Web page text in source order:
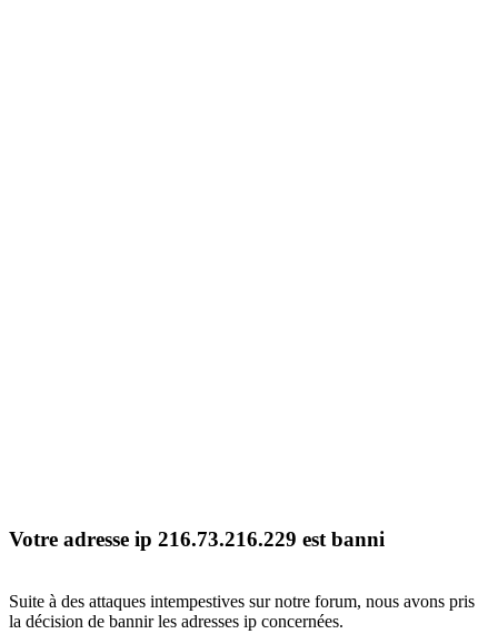
Votre adresse ip 216.73.216.229 est banni
Suite à des attaques intempestives sur notre forum, nous avons pris
la décision de bannir les adresses ip concernées.